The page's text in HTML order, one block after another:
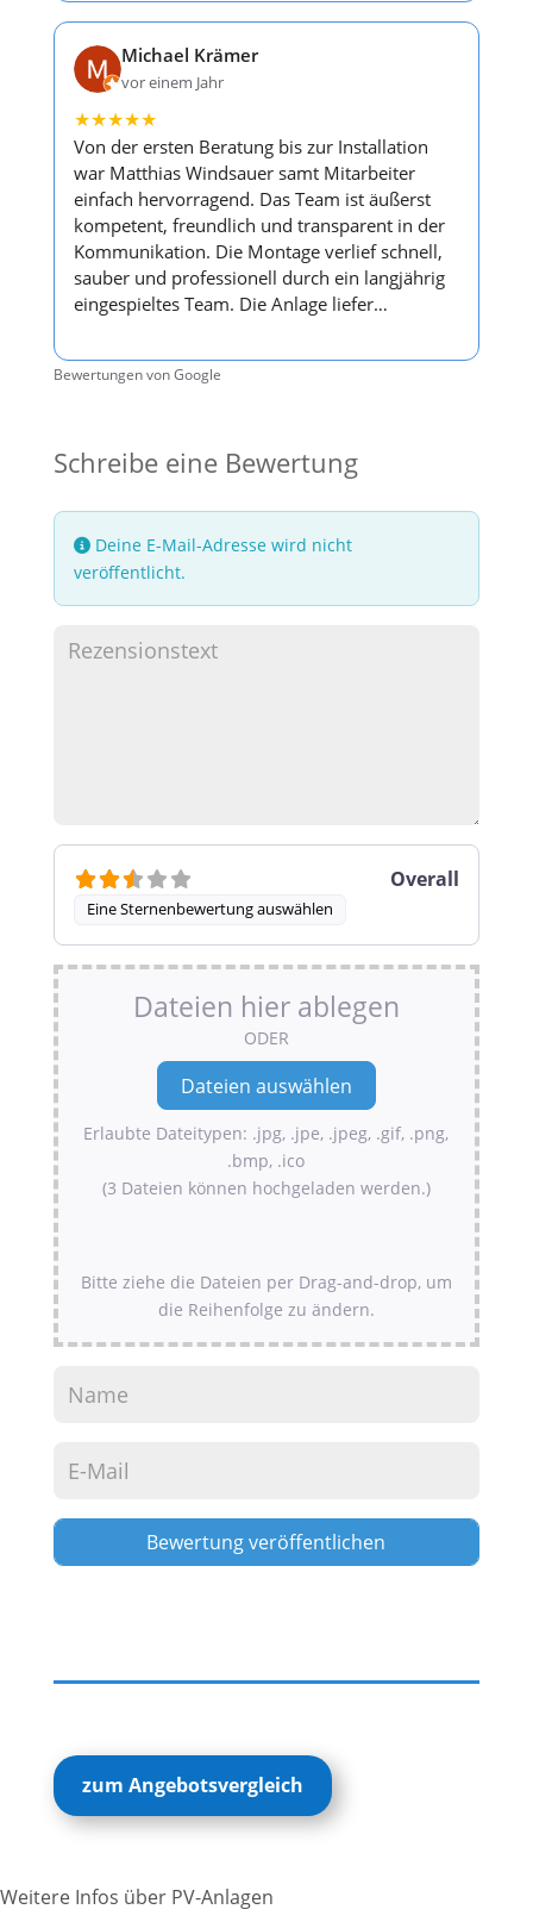
Michael Krämer
vor einem Jahr
★★★★★
Von der ersten Beratung bis zur Installation
war Matthias Windsauer samt Mitarbeiter
einfach hervorragend. Das Team ist äußerst
kompetent, freundlich und transparent in der
Kommunikation. Die Montage verlief schnell,
sauber und professionell durch ein langjährig
eingespieltes Team. Die Anlage liefer…
Bewertungen von Google
Schreibe eine Bewertung
Deine E-Mail-Adresse wird nicht
veröffentlicht.
Eine Sternenbewertung auswählen
Overall
Dateien hier ablegen
ODER
Erlaubte Dateitypen: .jpg, .jpe, .jpeg, .gif, .png,
.bmp, .ico
(3 Dateien können hochgeladen werden.)
Bitte ziehe die Dateien per Drag-and-drop, um
die Reihenfolge zu ändern.
zum Angebotsvergleich
Weitere Infos über PV-Anlagen